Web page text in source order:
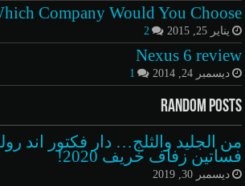
Company Would You Choose?
يناير 25, 2015 2
Nexus 6 review
ديسمبر 24, 2014 1
Random Posts
من الجليد والثلج… دار فكتور اند
فساتين زفاف خريف 2020!
ديسمبر 30, 2019